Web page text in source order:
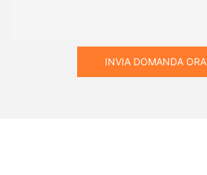
INVIA DOMANDA ORA